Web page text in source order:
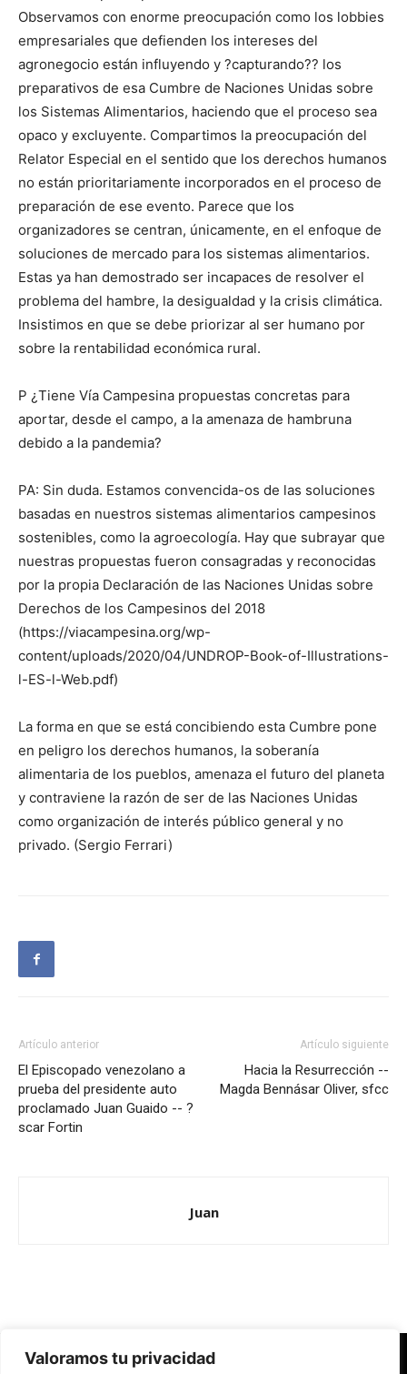
Valoramos tu privacidad
Observamos con enorme preocupación como los lobbies
empresariales que defienden los intereses del
agronegocio están influyendo y ?capturando?? los
preparativos de esa Cumbre de Naciones Unidas sobre
los Sistemas Alimentarios, haciendo que el proceso sea
opaco y excluyente. Compartimos la preocupación del
Relator Especial en el sentido que los derechos humanos
no están prioritariamente incorporados en el proceso de
preparación de ese evento. Parece que los
organizadores se centran, únicamente, en el enfoque de
soluciones de mercado para los sistemas alimentarios.
Estas ya han demostrado ser incapaces de resolver el
problema del hambre, la desigualdad y la crisis climática.
Insistimos en que se debe priorizar al ser humano por
sobre la rentabilidad económica rural.
P ¿Tiene Vía Campesina propuestas concretas para
aportar, desde el campo, a la amenaza de hambruna
debido a la pandemia?
PA: Sin duda. Estamos convencida-os de las soluciones
basadas en nuestros sistemas alimentarios campesinos
sostenibles, como la agroecología. Hay que subrayar que
nuestras propuestas fueron consagradas y reconocidas
por la propia Declaración de las Naciones Unidas sobre
Derechos de los Campesinos del 2018
(https://viacampesina.org/wp-
content/uploads/2020/04/UNDROP-Book-of-Illustrations-
l-ES-l-Web.pdf)
La forma en que se está concibiendo esta Cumbre pone
en peligro los derechos humanos, la soberanía
alimentaria de los pueblos, amenaza el futuro del planeta
y contraviene la razón de ser de las Naciones Unidas
como organización de interés público general y no
privado. (Sergio Ferrari)
Artículo anterior
El Episcopado venezolano a
prueba del presidente auto
proclamado Juan Guaido -- ?
scar Fortin
Artículo siguiente
Hacia la Resurrección --
Magda Bennásar Oliver, sfcc
Juan
Redes Cristianas